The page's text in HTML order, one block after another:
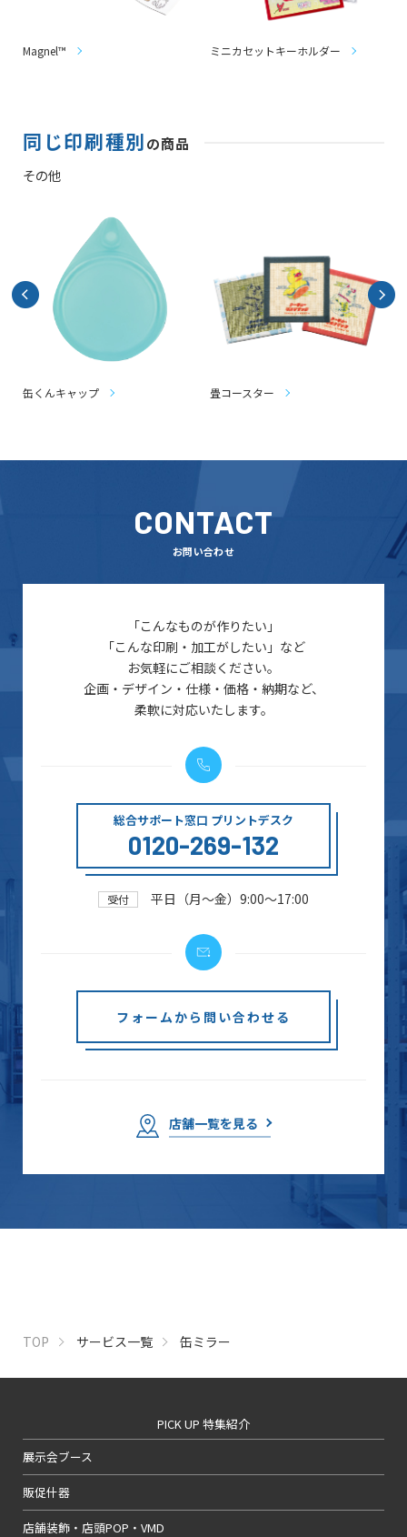
Magnel™ ミニカセットキーホルダー
同じ印刷種別の商品
その他
缶くんキャップ 畳コースター
CONTACT
お問い合わせ
「こんなものが作りたい」
「こんな印刷・加工がしたい」など
お気軽にご相談ください。
企画・デザイン・仕様・価格・納期など、
柔軟に対応いたします。
総合サポート窓口 プリントデスク
0120-269-132
受付 平日（月～金）9:00～17:00
フォームから問い合わせる
店舗一覧を見る
TOP サービス一覧 缶ミラー
PICK UP 特集紹介
展示会ブース
販促什器
店舗装飾・店頭POP・VMD